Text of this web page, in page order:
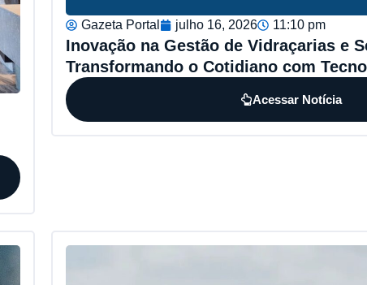
Gazeta Portal julho 16, 2026 11:10 pm
Inovação na Gestão de Vidraçarias e
Transformando o Cotidiano com
Acessar Notícia